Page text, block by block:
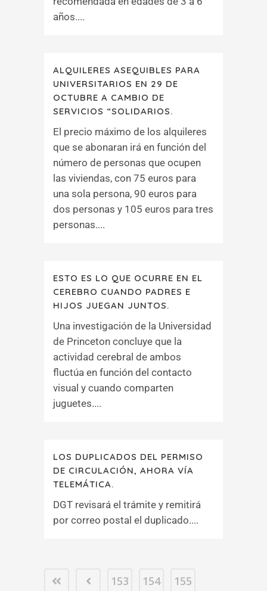
años....
ALQUILERES ASEQUIBLES PARA
UNIVERSITARIOS EN 29 DE
OCTUBRE A CAMBIO DE
SERVICIOS “SOLIDARIOS.
El precio máximo de los alquileres
que se abonaran irá en función del
número de personas que ocupen
las viviendas, con 75 euros para
una sola persona, 90 euros para
dos personas y 105 euros para tres
personas....
ESTO ES LO QUE OCURRE EN EL
CEREBRO CUANDO PADRES E
HIJOS JUEGAN JUNTOS.
Una investigación de la Universidad
de Princeton concluye que la
actividad cerebral de ambos
fluctúa en función del contacto
visual y cuando comparten
juguetes....
LOS DUPLICADOS DEL PERMISO
DE CIRCULACIÓN, AHORA VÍA
TELEMÁTICA.
DGT revisará el trámite y remitirá
por correo postal el duplicado....
153 154
155